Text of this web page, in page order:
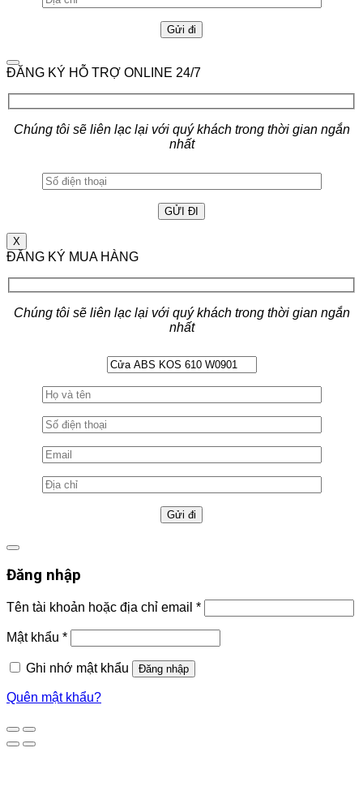
ĐĂNG KÝ HỖ TRỢ ONLINE 24/7
Chúng tôi sẽ liên lạc lại với quý khách trong thời gian ngắn
nhất
X
ĐĂNG KÝ MUA HÀNG
Chúng tôi sẽ liên lạc lại với quý khách trong thời gian ngắn
nhất
Đăng nhập
Tên tài khoản hoặc địa chỉ email *
Mật khẩu *
Ghi nhớ mật khẩu Đăng nhập
Quên mật khẩu?